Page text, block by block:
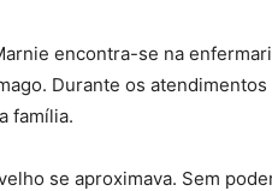
encontra-se na
Durante os
família.
se aproximava. Sem